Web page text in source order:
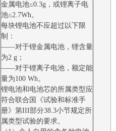
金属电池≤0.3g，或锂离子电
池≤2.7Wh。
每块锂电池不应超过以下限
制：
――对于锂金属电池，锂含量
为2 g；
――对于锂离子电池，额定能
量为100 Wh。
锂电池和电池芯的所属类型应
符合联合国《试验和标准手
册》第III部分38.3小节规定所
属类型试验的要求。